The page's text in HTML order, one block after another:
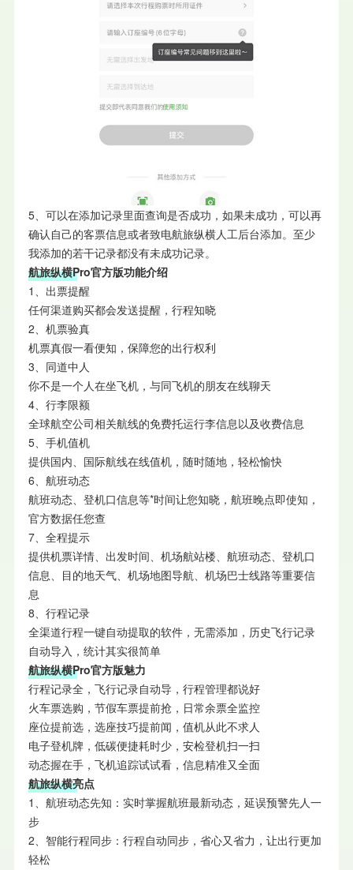
5、可以在添加记录里面查询是否成功，如果未成功，可以再
确认自己的客票信息或者致电航旅纵横人工后台添加。至少
我添加的若干记录都没有未成功记录。
航旅纵横Pro官方版功能介绍
1、出票提醒
任何渠道购买都会发送提醒，行程知晓
2、机票验真
机票真假一看便知，保障您的出行权利
3、同道中人
你不是一个人在坐飞机，与同飞机的朋友在线聊天
4、行李限额
全球航空公司相关航线的免费托运行李信息以及收费信息
5、手机值机
提供国内、国际航线在线值机，随时随地，轻松愉快
6、航班动态
航班动态、登机口信息等*时间让您知晓，航班晚点即使知，
官方数据任您查
7、全程提示
提供机票详情、出发时间、机场航站楼、航班动态、登机口
信息、目的地天气、机场地图导航、机场巴士线路等重要信
息
8、行程记录
全渠道行程一键自动提取的软件，无需添加，历史飞行记录
自动导入，统计其实很简单
航旅纵横Pro官方版魅力
行程记录全，飞行记录自动导，行程管理都说好
火车票选购，节假车票提前抢，日常余票全监控
座位提前选，选座技巧提前闻，值机从此不求人
电子登机牌，低碳便捷耗时少，安检登机扫一扫
动态握在手，飞机追踪试试看，信息精准又全面
航旅纵横亮点
1、航班动态先知：实时掌握航班最新动态，延误预警先人一
步
2、智能行程同步：行程自动同步，省心又省力，让出行更加
轻松